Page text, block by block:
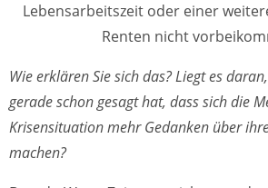
Lebensarbeitszeit oder einer
Renten nicht
Wie erklären Sie sich das? Liegt es
gerade schon gesagt hat, dass sich die
Krisensituation mehr Gedanken über
machen?